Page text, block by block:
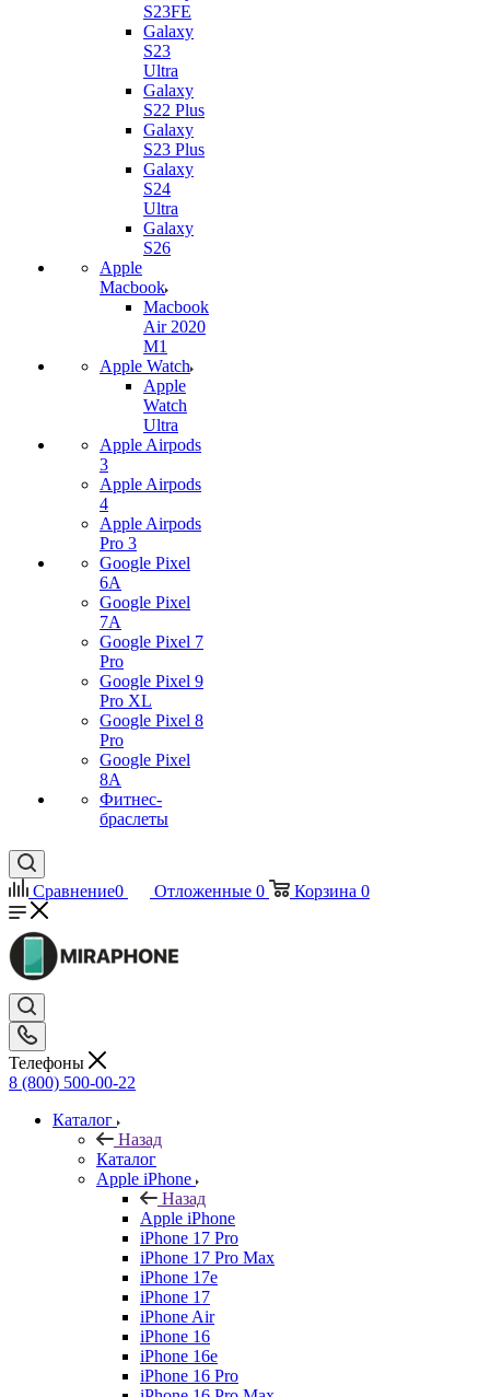
S23FE
Galaxy
S23
Ultra
Galaxy
S22 Plus
Galaxy
S23 Plus
Galaxy
S24
Ultra
Galaxy
S26
Apple
Macbook
Macbook
Air 2020
M1
Apple Watch
Apple
Watch
Ultra
Apple Airpods
3
Apple Airpods
4
Apple Airpods
Pro 3
Google Pixel
6A
Google Pixel
7А
Google Pixel 7
Pro
Google Pixel 9
Pro XL
Google Pixel 8
Pro
Google Pixel
8A
Фитнес-
браслеты
Сравнение0 Отложенные 0 Корзина 0
Телефоны
8 (800) 500-00-22
Каталог
Назад
Каталог
Apple iPhone
Назад
Apple iPhone
iPhone 17 Pro
iPhone 17 Pro Max
iPhone 17e
iPhone 17
iPhone Air
iPhone 16
iPhone 16e
iPhone 16 Pro